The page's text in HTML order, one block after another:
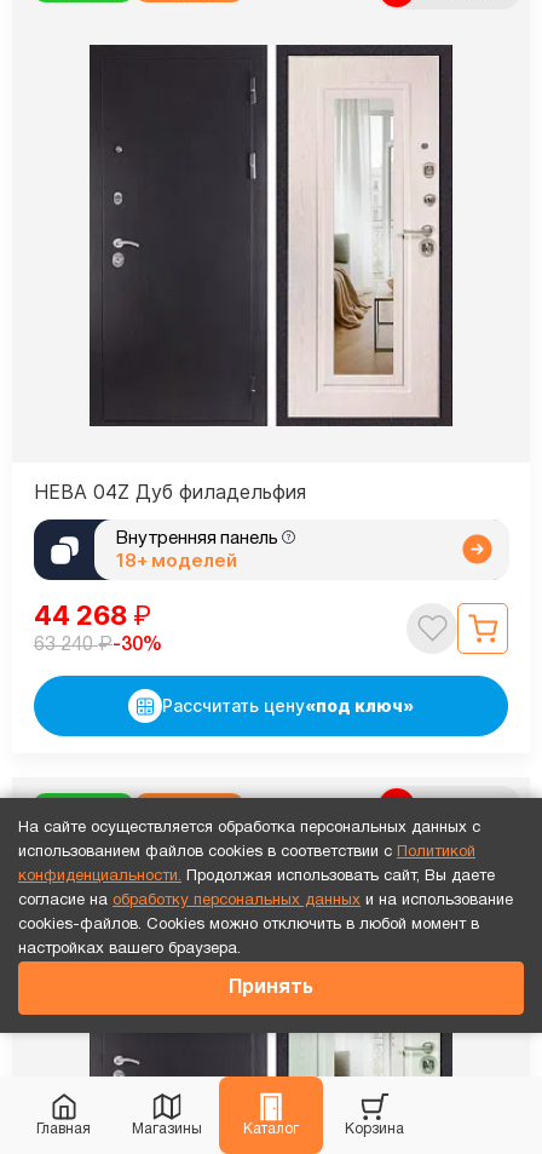
Главная Магазины Каталог Корзина
НЕВА 04Z Дуб филадельфия
Внутренняя панель
18+ моделей
44 268 ₽
63 240₽-30%
Рассчитать цену«под ключ»
На сайте осуществляется обработка персональных данных с
использованием файлов cookies в соответствии с
Политикой
конфиденциальности. Продолжая использовать сайт, Вы даете
согласие на обработку персональных данных и на использование
cookies-файлов. Cookies можно отключить в любой момент в
настройках вашего браузера.
Принять